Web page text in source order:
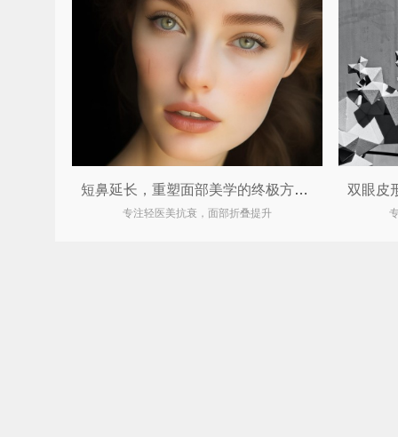
短鼻延长，重塑面部美学的终极方案！
专注轻医美抗衰，面部折叠提升